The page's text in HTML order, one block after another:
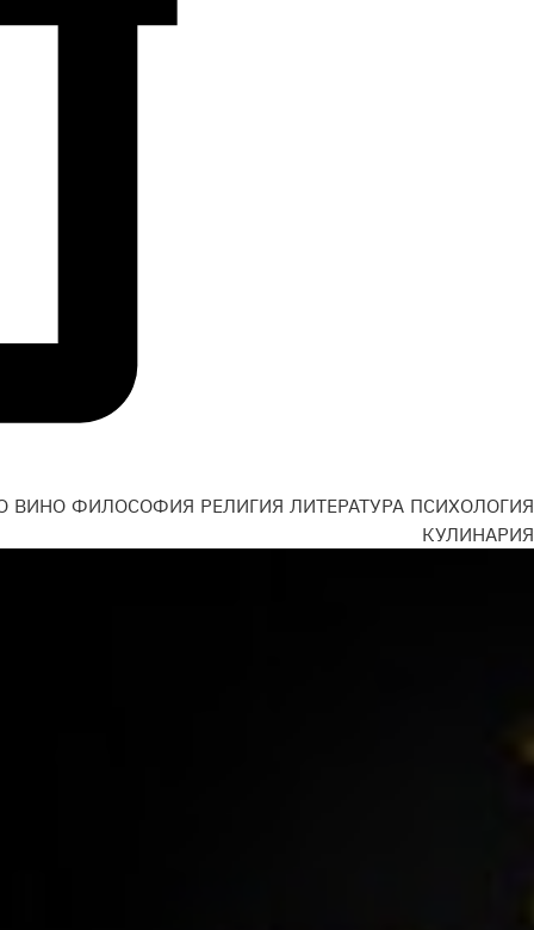
ВИНО ФИЛОСОФИЯ РЕЛИГИЯ ЛИТЕРАТУРА ПСИХОЛОГИЯ
КУЛИНАРИЯ